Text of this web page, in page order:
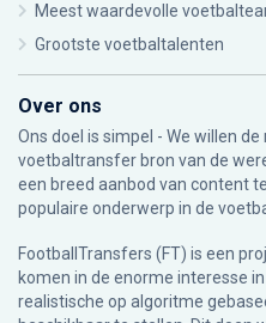
Meest waardevolle
Grootste voetbaltalenten
Over ons
Ons doel is simpel - We willen
voetbaltransfer bron van de
een breed aanbod van content
populaire onderwerp in de
FootballTransfers (FT) is een
komen in de enorme interesse
realistische op algoritme